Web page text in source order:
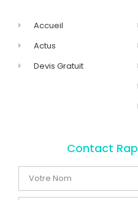
Accueil
Actus
Devis Gratuit
Contact